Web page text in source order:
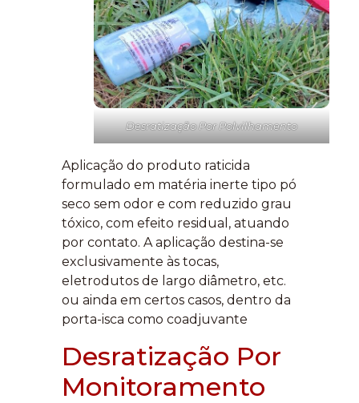
Desratização Por Polvilhamento
Aplicação do produto raticida
formulado em matéria inerte tipo pó
seco sem odor e com reduzido grau
tóxico, com efeito residual, atuando
por contato. A aplicação destina-se
exclusivamente às tocas,
eletrodutos de largo diâmetro, etc.
ou ainda em certos casos, dentro da
porta-isca como coadjuvante
Desratização Por
Monitoramento